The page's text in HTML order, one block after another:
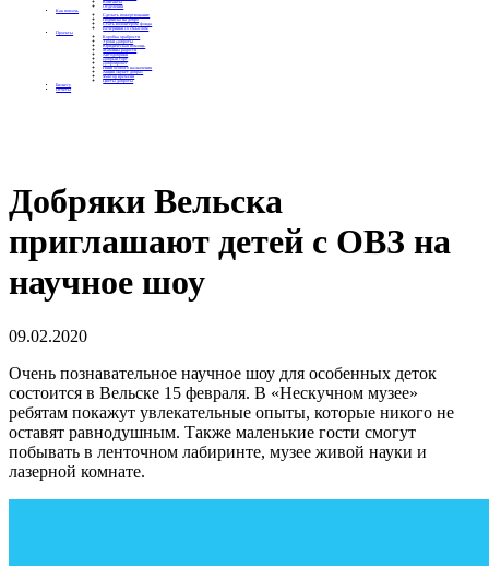
Контакты
Отделения
Как помочь
Сделать пожертвование
Подписка на добро
Стать волонтером фонда
Вечеринки со смыслом
Проекты
Коробка храбрости
Уроки Доброты
Юридическая помощь
Мамины радости
Автодобряки
Добрый торт
Добропробег
Няни особого назначения
Акция «Букет добра»
Фактор времени
Цветы доброты
Бизнесу
Отчеты
Добряки Вельска
приглашают детей с ОВЗ на
научное шоу
09.02.2020
Очень познавательное научное шоу для особенных деток
состоится в Вельске 15 февраля. В «Нескучном музее»
ребятам покажут увлекательные опыты, которые никого не
оставят равнодушным. Также маленькие гости смогут
побывать в ленточном лабиринте, музее живой науки и
лазерной комнате.